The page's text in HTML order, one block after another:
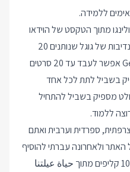
ללמידה.
מתוך הטקסט של הוידאו
בזכות Ollama ומודלים פתוחים והנדיבות של גוגל שנותנים 20
בקשות ביום בחינם ל Gemini Flash אפשר לעבד עד 20 סרטים
בשביל לתת לכל אחד
מספיק בשביל להתחיל
ללמוד.
ספרדית וערבית ואתם
ולאחרונה עברתי להוסיף
סדרות רשת קצרות, בערבית שמתי 10 קליפים מתוך حياة عيلتنا